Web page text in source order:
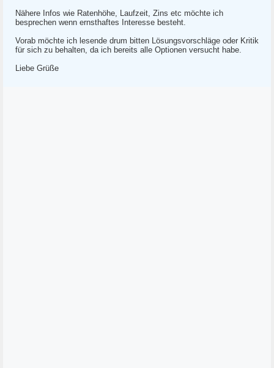
Nähere Infos wie Ratenhöhe, Laufzeit, Zins etc möchte ich
besprechen wenn ernsthaftes Interesse besteht.
Vorab möchte ich lesende drum bitten Lösungsvorschläge oder Kritik
für sich zu behalten, da ich bereits alle Optionen versucht habe.
Liebe Grüße